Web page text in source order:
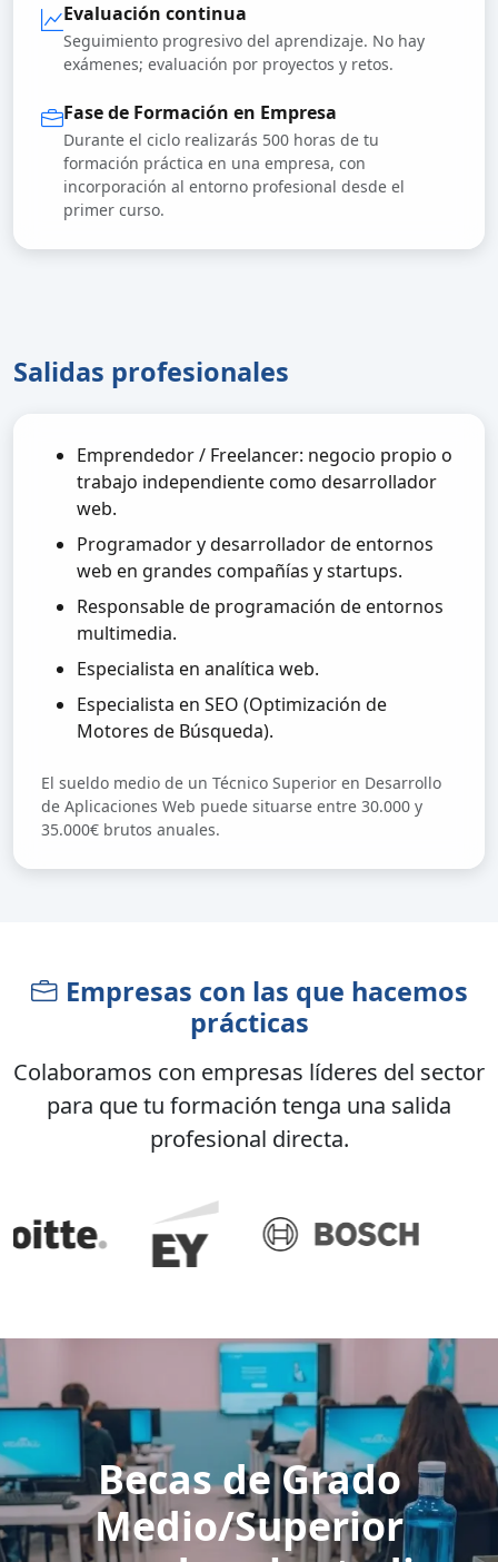
Evaluación continua
Seguimiento progresivo del aprendizaje. No hay
exámenes; evaluación por proyectos y retos.
Fase de Formación en Empresa
Durante el ciclo realizarás 500 horas de tu
formación práctica en una empresa, con
incorporación al entorno profesional desde el
primer curso.
Salidas profesionales
Emprendedor / Freelancer: negocio propio o
trabajo independiente como desarrollador
web.
Programador y desarrollador de entornos
web en grandes compañías y startups.
Responsable de programación de entornos
multimedia.
Especialista en analítica web.
Especialista en SEO (Optimización de
Motores de Búsqueda).
El sueldo medio de un Técnico Superior en Desarrollo
de Aplicaciones Web puede situarse entre 30.000 y
35.000€ brutos anuales.
Empresas con las que hacemos
prácticas
Colaboramos con empresas líderes del sector
para que tu formación tenga una salida
profesional directa.
Becas de Grado
Medio/Superior